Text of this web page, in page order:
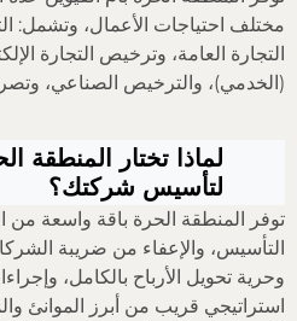
مختلف احتياجات الأعمال، وتشمل:
التجارة العامة، وترخيص التجارة
(الخدمي)، والترخيص الصناعي،
لماذا تختار المنطقة
لتأسيس شركتك؟
توفر المنطقة الحرة باقة واسعة من
التأسيس، والإعفاء من ضريبة
وحرية تحويل الأرباح بالكامل،
استراتيجي قريب من أبرز الموانئ